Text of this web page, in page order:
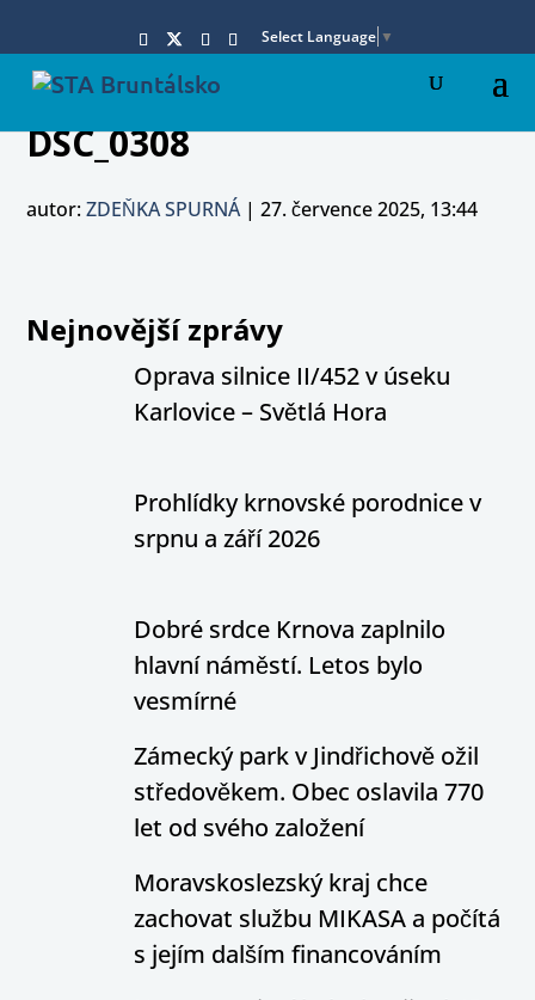
Select Language ▼
DSC_0308
autor:ZDEŇKA SPURNÁ|27. července 2025, 13:44
Nejnovější zprávy
Oprava silnice II/452 v úseku
Karlovice – Světlá Hora
Prohlídky krnovské porodnice v
srpnu a září 2026
Dobré srdce Krnova zaplnilo
hlavní náměstí. Letos bylo
vesmírné
Zámecký park v Jindřichově ožil
středověkem. Obec oslavila 770
let od svého založení
Moravskoslezský kraj chce
zachovat službu MIKASA a počítá
s jejím dalším financováním